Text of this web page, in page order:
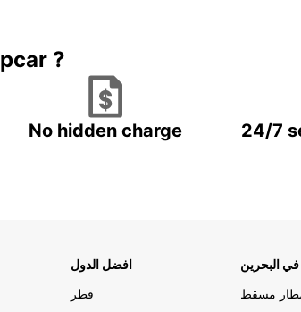
?
No hidden charge
24/7
افضل الدول
قطر
البحرين
مسقط